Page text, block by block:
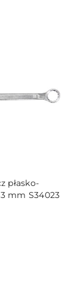
płasko-
mm S34023
KOSZYKA